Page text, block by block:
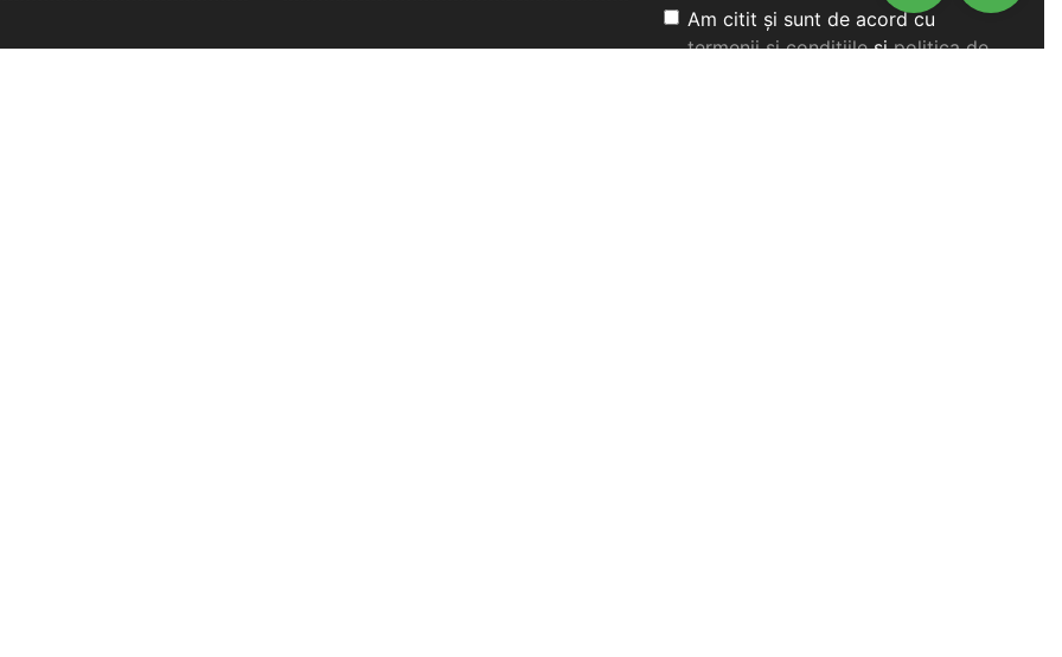
Am citit și sunt de acord cu
termenii si conditiilesipolitica de